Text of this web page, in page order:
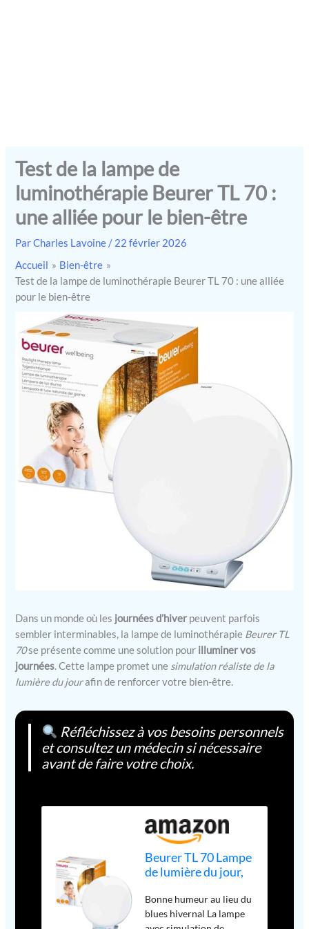
Test de la lampe de
luminothérapie Beurer TL 70 :
une alliée pour le bien-être
ParCharles Lavoine / 22 février 2026
Accueil
Bien-être
Test de la lampe de luminothérapie Beurer TL 70 : une alliée
pour le bien-être
Dans un monde où les journées d’hiver peuvent parfois
sembler interminables, la lampe de luminothérapie Beurer TL
70se présente comme une solution pour illuminer vos
journées. Cette lampe promet une simulation réaliste de la
lumière du jourafin de renforcer votre bien-être.
Réfléchissez à vos besoins personnels
et consultez un médecin si nécessaire
avant de faire votre choix.
Beurer TL 70 Lampe
de lumière du jour,
lumière du jour pour
améliorer le bien-
Bonne humeur au lieu du
blues hivernal La lampe